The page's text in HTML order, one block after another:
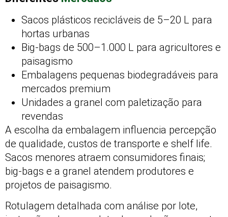
Sacos plásticos recicláveis de 5–20 L para
hortas urbanas
Big-bags de 500–1.000 L para agricultores e
paisagismo
Embalagens pequenas biodegradáveis para
mercados premium
Unidades a granel com paletização para
revendas
A escolha da embalagem influencia percepção
de qualidade, custos de transporte e shelf life.
Sacos menores atraem consumidores finais;
big-bags e a granel atendem produtores e
projetos de paisagismo.
Rotulagem detalhada com análise por lote,